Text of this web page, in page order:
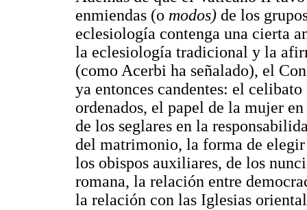
enmiendas (o modos) de los
eclesiología contenga una cierta
la eclesiología tradicional y la
(como Acerbi ha señalado), el
ya entonces candentes: el
ordenados, el papel de la mujer
de los seglares en la
del matrimonio, la forma de
los obispos auxiliares, de los
romana, la relación entre
la relación con las Iglesias